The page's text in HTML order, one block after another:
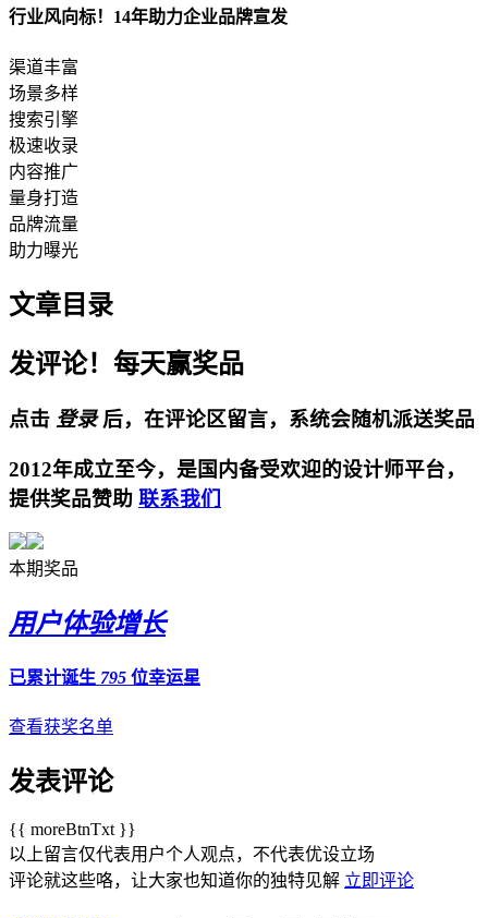
行业风向标！14年助力企业品牌宣发
渠道丰富
场景多样
搜索引擎
极速收录
内容推广
量身打造
品牌流量
助力曝光
文章目录
发评论！每天赢奖品
点击 登录后，在评论区留言，系统会随机派送奖品
2012年成立至今，是国内备受欢迎的设计师平台，
提供奖品赞助 联系我们
本期奖品
用户体验增长
已累计诞生 795 位幸运星
查看获奖名单
发表评论
{{ moreBtnTxt }}
以上留言仅代表用户个人观点，不代表优设立场
评论就这些咯，让大家也知道你的独特见解 立即评论